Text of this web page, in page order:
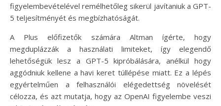
figyelembevételével remélhetőleg sikerül javítaniuk a GPT-
5 teljesítményét és megbízhatóságát.
A Plus előfizetők számára Altman ígérte, hogy
megduplázzák a használati limiteket, így elegendő
lehetőségük lesz a GPT-5 kipróbálására, anélkül hogy
aggódniuk kellene a havi keret túllépése miatt. Ez a lépés
egyértelműen a felhasználói elégedettség növelését
célozza, és azt mutatja, hogy az OpenAI figyelembe veszi